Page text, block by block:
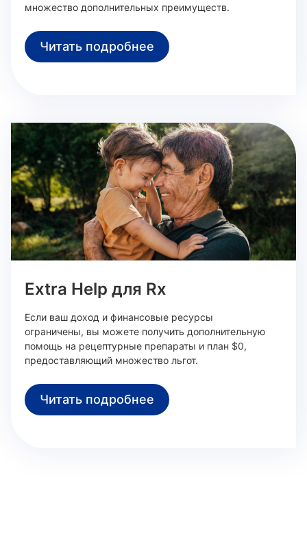
множество дополнительных преимуществ.
Читать подробнее
Extra Help для Rx
Если ваш доход и финансовые ресурсы
ограничены, вы можете получить дополнительную
помощь на рецептурные препараты и план $0,
предоставляющий множество льгот.
Читать подробнее